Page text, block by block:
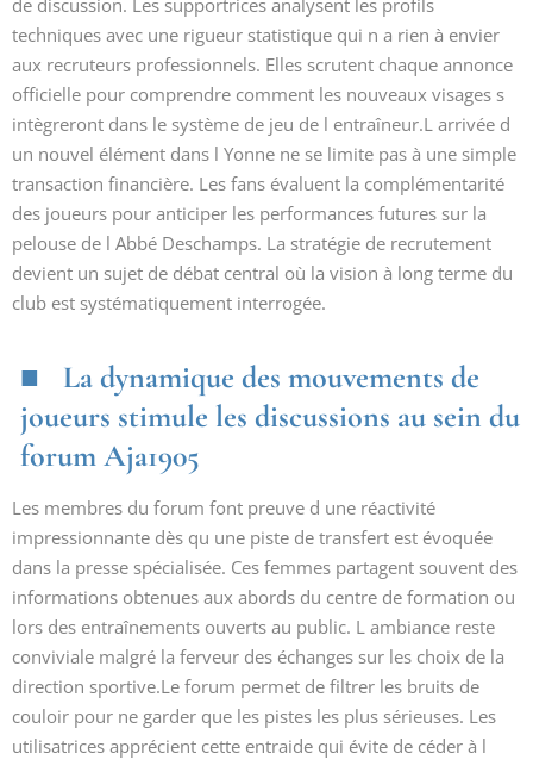
de discussion. Les supportrices analysent les profils
techniques avec une rigueur statistique qui n a rien à envier
aux recruteurs professionnels. Elles scrutent chaque annonce
officielle pour comprendre comment les nouveaux visages s
intègreront dans le système de jeu de l entraîneur.L arrivée d
un nouvel élément dans l Yonne ne se limite pas à une simple
transaction financière. Les fans évaluent la complémentarité
des joueurs pour anticiper les performances futures sur la
pelouse de l Abbé Deschamps. La stratégie de recrutement
devient un sujet de débat central où la vision à long terme du
club est systématiquement interrogée.
La dynamique des mouvements de
joueurs stimule les discussions au sein du
forum Aja1905
Les membres du forum font preuve d une réactivité
impressionnante dès qu une piste de transfert est évoquée
dans la presse spécialisée. Ces femmes partagent souvent des
informations obtenues aux abords du centre de formation ou
lors des entraînements ouverts au public. L ambiance reste
conviviale malgré la ferveur des échanges sur les choix de la
direction sportive.Le forum permet de filtrer les bruits de
couloir pour ne garder que les pistes les plus sérieuses. Les
utilisatrices apprécient cette entraide qui évite de céder à l